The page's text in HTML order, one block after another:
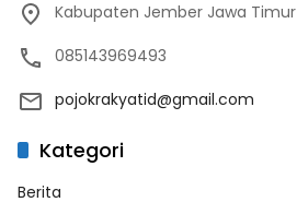
Kabupaten Jember Jawa Timur
085143969493
pojokrakyatid@gmail.com
Kategori
Berita